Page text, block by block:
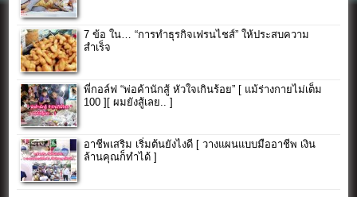
7 ข้อ ใน… “การทําธุรกิจเฟรนไชส์” ให้ประสบความ
สำเร็จ
พี่กอล์ฟ “พ่อค้านักสู้ หัวใจเกินร้อย” [ แม้ร่างกายไม่เต็ม
100 ][ ผมยังสู้เลย.. ]
อาชีพเสริม เริ่มต้นยังไงดี [ วางแผนแบบมืออาชีพ เงิน
ล้านคุณก็ทำได้ ]